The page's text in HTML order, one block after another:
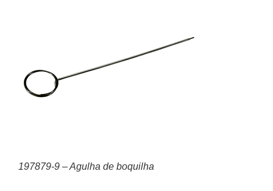
197879-9 – Agulha de boquilha